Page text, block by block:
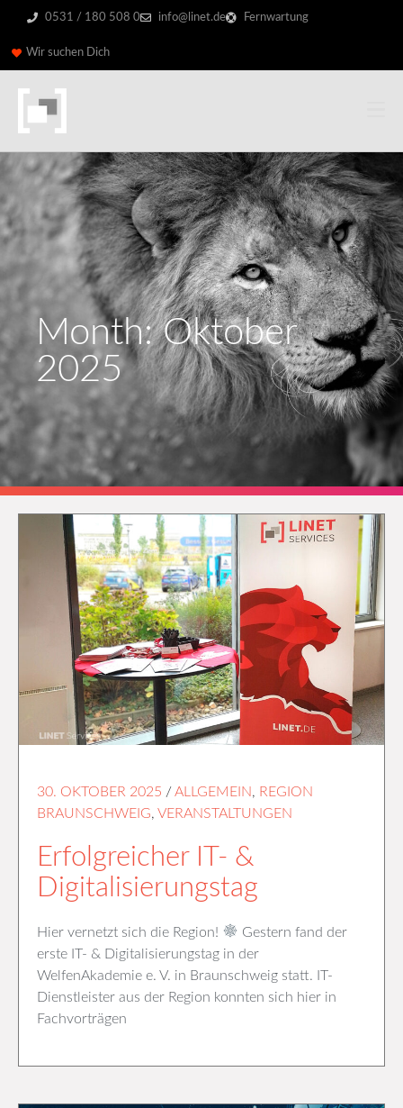
0531 / 180 508 0 info@linet.de Fernwartung
Wir suchen Dich
Month: Oktober
2025
30. OKTOBER 2025 /ALLGEMEIN, REGION
BRAUNSCHWEIG, VERANSTALTUNGEN
Erfolgreicher IT- &
Digitalisierungstag
Hier vernetzt sich die Region!
Gestern fand der
erste IT- & Digitalisierungstag in der
WelfenAkademie e. V. in Braunschweig statt. IT-
Dienstleister aus der Region konnten sich hier in
Fachvorträgen